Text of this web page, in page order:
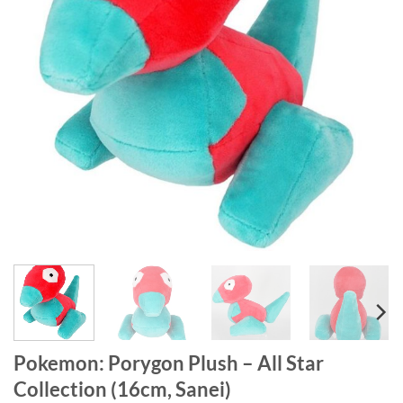
Pokemon: Porygon Plush – All Star
Collection (16cm, Sanei)